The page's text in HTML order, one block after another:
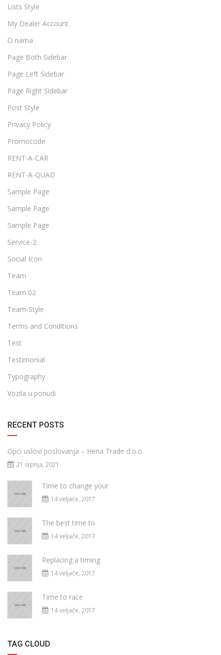
Lists Style
My Dealer Account
O nama
Page Both Sidebar
Page Left Sidebar
Page Right Sidebar
Post Style
Privacy Policy
Promocode
RENT-A-CAR
RENT-A-QUAD
Sample Page
Sample Page
Sample Page
Service-2
Social Icon
Team
Team 02
Team-Style
Terms and Conditions
Test
Testimonial
Typography
Vozila u ponudi
RECENT POSTS
Opći uslovi poslovanja – Hena Trade d.o.o.
21 srpnja, 2021
Time to change your
14 veljače, 2017
The best time to
14 veljače, 2017
Replacing a timing
14 veljače, 2017
Time to race
14 veljače, 2017
TAG CLOUD